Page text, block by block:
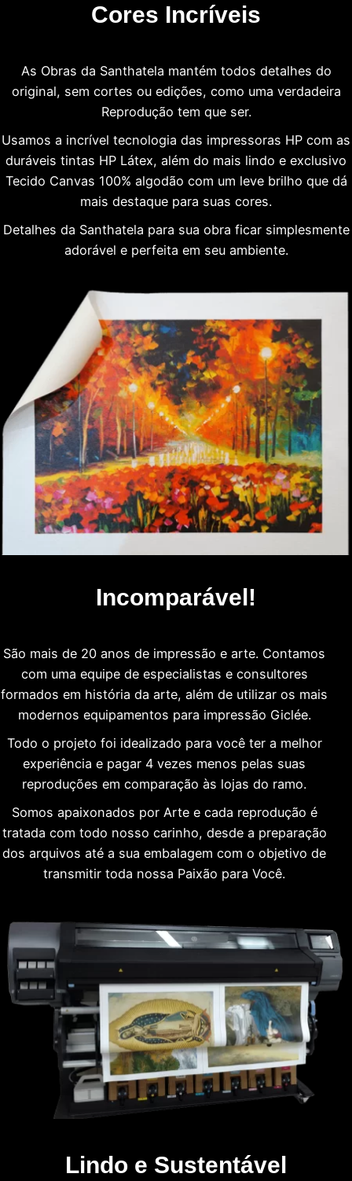
Cores Incríveis
As Obras da Santhatela mantém todos detalhes do
original, sem cortes ou edições, como uma verdadeira
Reprodução tem que ser.
Usamos a incrível tecnologia das impressoras HP com as
duráveis tintas HP Látex, além do mais lindo e exclusivo
Tecido Canvas 100% algodão com um leve brilho que dá
mais destaque para suas cores.
Detalhes da Santhatela para sua obra ficar simplesmente
adorável e perfeita em seu ambiente.
Incomparável!
São mais de 20 anos de impressão e arte. Contamos
com uma equipe de especialistas e consultores
formados em história da arte, além de utilizar os mais
modernos equipamentos para impressão Giclée.
Todo o projeto foi idealizado para você ter a melhor
experiência e pagar 4 vezes menos pelas suas
reproduções em comparação às lojas do ramo.
Somos apaixonados por Arte e cada reprodução é
tratada com todo nosso carinho, desde a preparação
dos arquivos até a sua embalagem com o objetivo de
transmitir toda nossa Paixão para Você.
Lindo e Sustentável